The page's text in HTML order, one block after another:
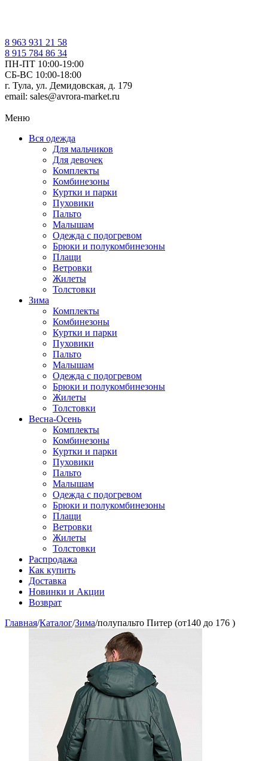
8 963 931 21 58
8 915 784 86 34
ПН-ПТ 10:00-19:00
СБ-ВС 10:00-18:00
г. Тула, ул. Демидовская, д. 179
email: sales@avrora-market.ru
Меню
Вся одежда
Для мальчиков
Для девочек
Комплекты
Комбинезоны
Куртки и парки
Пуховики
Пальто
Малышам
Одежда с подогревом
Брюки и полукомбинезоны
Плащи
Ветровки
Жилеты
Толстовки
Зима
Комплекты
Комбинезоны
Куртки и парки
Пуховики
Пальто
Малышам
Одежда с подогревом
Брюки и полукомбинезоны
Жилеты
Толстовки
Весна-Осень
Комплекты
Комбинезоны
Куртки и парки
Пуховики
Пальто
Малышам
Одежда с подогревом
Брюки и полукомбинезоны
Плащи
Ветровки
Жилеты
Толстовки
Распродажа
Как купить
Доставка
Новинки и Акции
Возврат
Главная/Каталог/Зима/полупальто Питер (от140 до 176 )